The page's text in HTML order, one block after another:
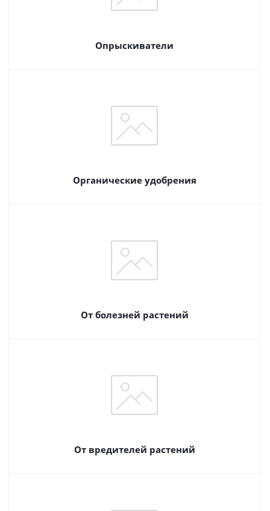
Опрыскиватели
Органические удобрения
От болезней растений
От вредителей растений